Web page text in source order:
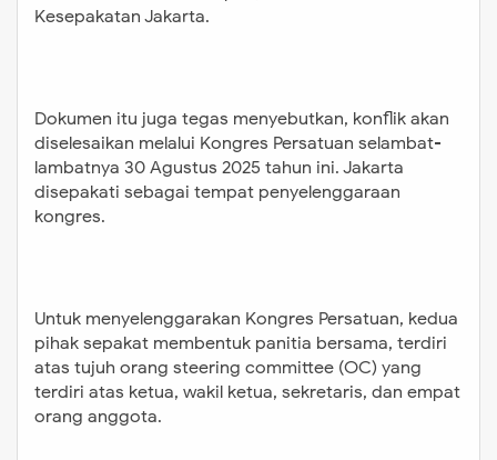
Kesepakatan Jakarta.
Dokumen itu juga tegas menyebutkan, konflik akan
diselesaikan melalui Kongres Persatuan selambat-
lambatnya 30 Agustus 2025 tahun ini. Jakarta
disepakati sebagai tempat penyelenggaraan
kongres.
Untuk menyelenggarakan Kongres Persatuan, kedua
pihak sepakat membentuk panitia bersama, terdiri
atas tujuh orang steering committee (OC) yang
terdiri atas ketua, wakil ketua, sekretaris, dan empat
orang anggota.